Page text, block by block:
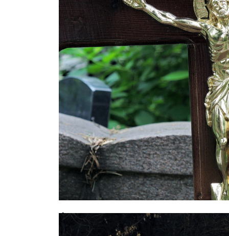
Фатальное совпадение: москвич
дочери